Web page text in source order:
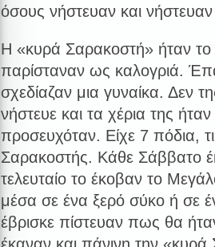
όσους νήστευαν και νήστευαν
Η «κυρά Σαρακοστή» ήταν το
παρίσταναν ως καλογριά.
σχεδίαζαν μια γυναίκα. Δεν
νήστευε και τα χέρια της
προσευχόταν. Είχε 7 πόδια,
Σαρακοστής. Κάθε Σάββατο
τελευταίο το έκοβαν το
μέσα σε ένα ξερό σύκο ή σε
έβρισκε πίστευαν πως θα